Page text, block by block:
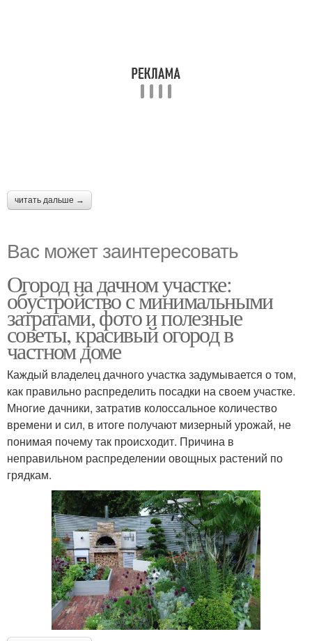
читать дальше →
Вас может заинтересовать
Огород на дачном участке:
обустройство с минимальными
затратами, фото и полезные
советы, красивый огород в
частном доме
Каждый владелец дачного участка задумывается о том,
как правильно распределить посадки на своем участке.
Многие дачники, затратив колоссальное количество
времени и сил, в итоге получают мизерный урожай, не
понимая почему так происходит. Причина в
неправильном распределении овощных растений по
грядкам.